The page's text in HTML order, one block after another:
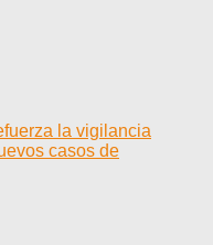
la vigilancia
casos de